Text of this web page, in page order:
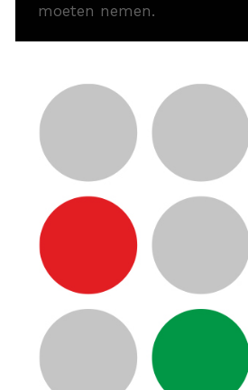
moeten nemen.